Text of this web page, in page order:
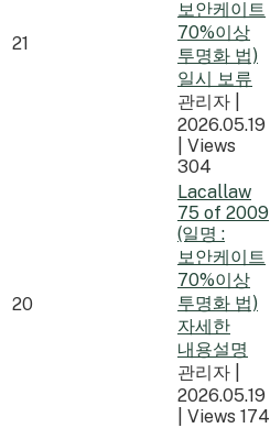
21
보안케이트
70%이상
투명화 법)
일시 보류
관리자
2026.05.19
Views
304
20
Lacallaw
75 of 2009
(일명 :
보안케이트
70%이상
투명화 법)
자세한
내용설명
관리자
2026.05.19
Views 174